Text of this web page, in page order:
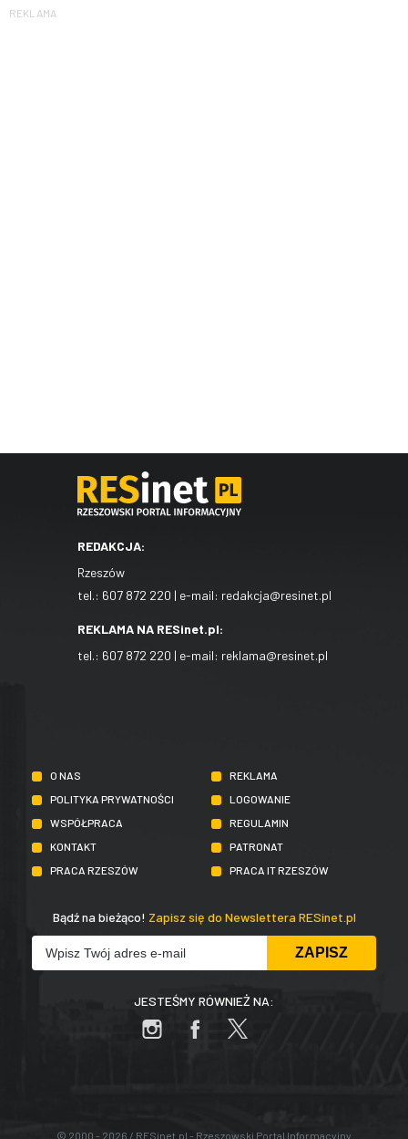
REKLAMA
REDAKCJA:
Rzeszów
tel.: 607 872 220 | e-mail: redakcja@resinet.pl
REKLAMA NA RESinet.pl:
tel.: 607 872 220 | e-mail: reklama@resinet.pl
O NAS
REKLAMA
POLITYKA PRYWATNOŚCI
LOGOWANIE
WSPÓŁPRACA
REGULAMIN
KONTAKT
PATRONAT
PRACA RZESZÓW
PRACA IT RZESZÓW
Bądź na bieżąco! Zapisz się do Newslettera RESinet.pl
JESTEŚMY RÓWNIEŻ NA:
© 2000 - 2026 / RESinet.pl - Rzeszowski Portal Informacyjny